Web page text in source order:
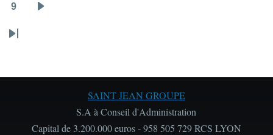
9
Dernière
SAINT JEAN GROUPE
S.A à Conseil d'Administration
Capital de 3.200.000 euros - 958 505 729 RCS LYON